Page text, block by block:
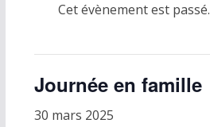
Cet évènement est passé.
Journée en famille
30 mars 2025